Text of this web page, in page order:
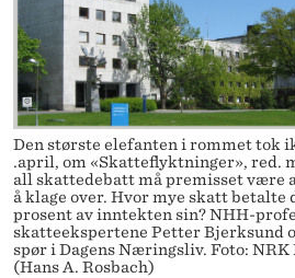
K
U
R
R
E
R
E
D
M
E
N
Y
T
T
S
T
E
D
E
T
Disputaser
Ekspertutvalg
Om Bulletin
Den største elefanten i rommet tok
.april, om «Skatteflyktninger», red.
all skattedebatt må premisset være
å klage over. Hvor mye skatt
prosent av inntekten sin? NHH-
skatteekspertene Petter Bjerksund
spør i Dagens Næringsliv. Foto:
(Hans A. Rosbach)